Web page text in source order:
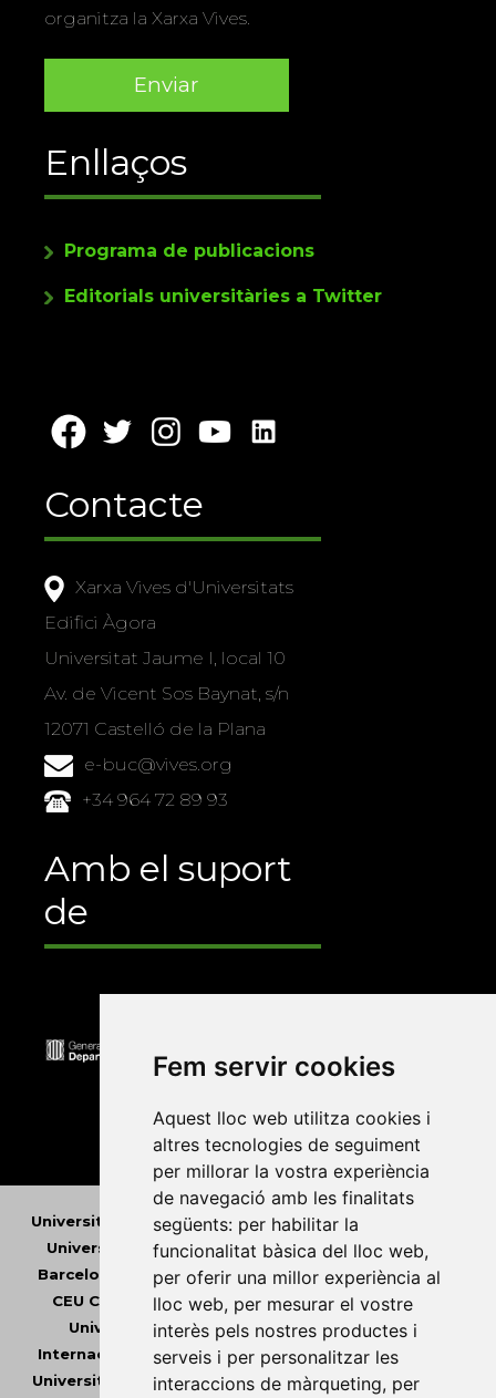
Fem servir cookies
Aquest lloc web utilitza cookies i
altres tecnologies de seguiment
per millorar la vostra experiència
de navegació amb les finalitats
següents: per habilitar la
funcionalitat bàsica del lloc web,
per oferir una millor experiència al
lloc web, per mesurar el vostre
interès pels nostres productes i
serveis i per personalitzar les
interaccions de màrqueting, per
organitza la Xarxa Vives.
Enllaços
Programa de publicacions
Editorials universitàries a Twitter
Contacte
Xarxa Vives d'Universitats
Edifici Àgora
Universitat Jaume I, local 10
Av. de Vicent Sos Baynat, s/n
12071 Castelló de la Plana
e-buc@vives.org
+34 964 72 89 93
Amb el suport
de
Universitat Abat Oliba CEU•Universitat d'Alacant
Universitat d'Andorra•Universitat Autònoma de
Barcelona
Universitat de Barcelona•Universitat
CEU Cardenal Herrera
•Universitat de Girona
Universitat de les Illes Balears•Universitat
Internacional de Catalunya •Universitat Jaume I
Universitat de Lleida•Universitat Miguel Hernández